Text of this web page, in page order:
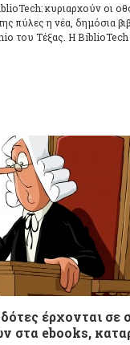
κυριαρχούν οι
πύλες η νέα, δημόσια
του Τέξας. Η BiblioTech
έρχονται σε
στα ebooks,